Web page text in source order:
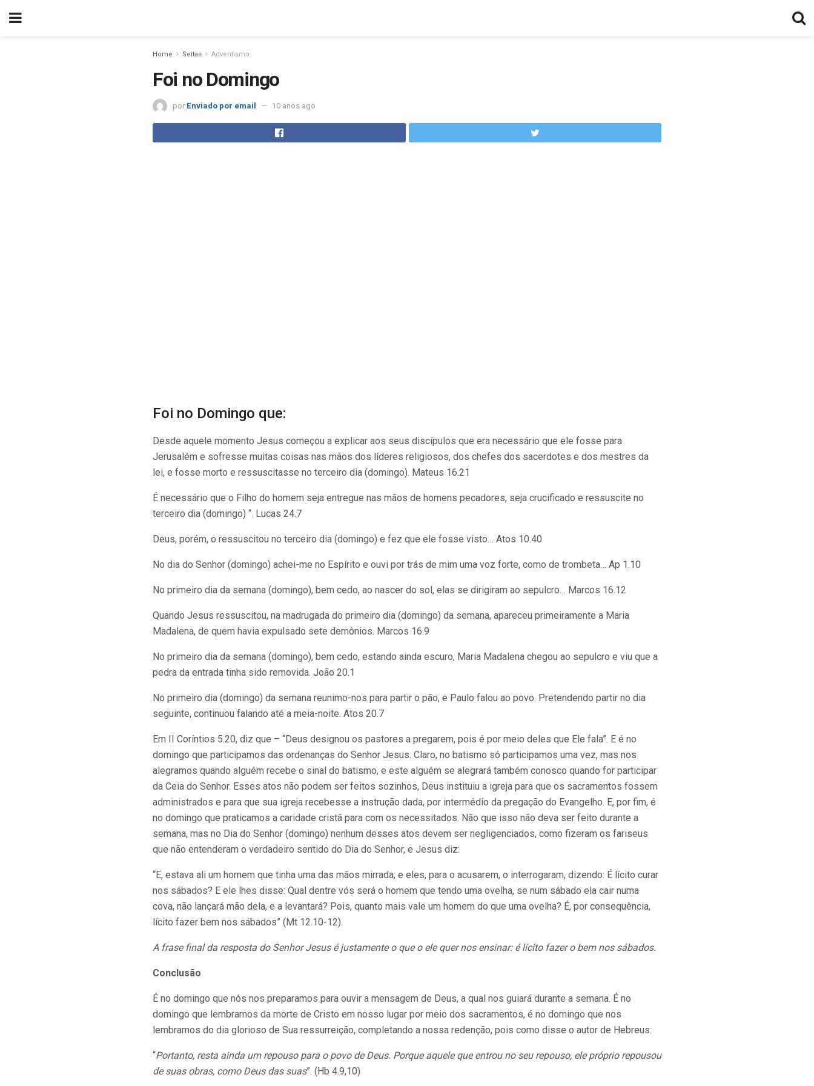
Home Seitas Adventismo
Foi no Domingo
por Enviado por email 10 anos ago
Foi no Domingo que:
Desde aquele momento Jesus começou a explicar aos seus discípulos que era necessário que ele fosse para
Jerusalém e sofresse muitas coisas nas mãos dos líderes religiosos, dos chefes dos sacerdotes e dos mestres da
lei, e fosse morto e ressuscitasse no terceiro dia (domingo). Mateus 16.21
É necessário que o Filho do homem seja entregue nas mãos de homens pecadores, seja crucificado e ressuscite no
terceiro dia (domingo) “. Lucas 24.7
Deus, porém, o ressuscitou no terceiro dia (domingo) e fez que ele fosse visto… Atos 10.40
No dia do Senhor (domingo) achei-me no Espírito e ouvi por trás de mim uma voz forte, como de trombeta… Ap 1.10
No primeiro dia da semana (domingo), bem cedo, ao nascer do sol, elas se dirigiram ao sepulcro… Marcos 16.12
Quando Jesus ressuscitou, na madrugada do primeiro dia (domingo) da semana, apareceu primeiramente a Maria
Madalena, de quem havia expulsado sete demônios. Marcos 16.9
No primeiro dia da semana (domingo), bem cedo, estando ainda escuro, Maria Madalena chegou ao sepulcro e viu que a
pedra da entrada tinha sido removida. João 20.1
No primeiro dia (domingo) da semana reunimo-nos para partir o pão, e Paulo falou ao povo. Pretendendo partir no dia
seguinte, continuou falando até a meia-noite. Atos 20.7
Em II Coríntios 5.20, diz que – “Deus designou os pastores a pregarem, pois é por meio deles que Ele fala”. E é no
domingo que participamos das ordenanças do Senhor Jesus. Claro, no batismo só participamos uma vez, mas nos
alegramos quando alguém recebe o sinal do batismo, e este alguém se alegrará também conosco quando for participar
da Ceia do Senhor. Esses atos não podem ser feitos sozinhos, Deus instituiu a igreja para que os sacramentos fossem
administrados e para que sua igreja recebesse a instrução dada, por intermédio da pregação do Evangelho. E, por fim, é
no domingo que praticamos a caridade cristã para com os necessitados. Não que isso não deva ser feito durante a
semana, mas no Dia do Senhor (domingo) nenhum desses atos devem ser negligenciados, como fizeram os fariseus
que não entenderam o verdadeiro sentido do Dia do Senhor, e Jesus diz:
“E, estava ali um homem que tinha uma das mãos mirrada; e eles, para o acusarem, o interrogaram, dizendo: É lícito curar
nos sábados? E ele lhes disse: Qual dentre vós será o homem que tendo uma ovelha, se num sábado ela cair numa
cova, não lançará mão dela, e a levantará? Pois, quanto mais vale um homem do que uma ovelha? É, por consequência,
lícito fazer bem nos sábados” (Mt 12.10-12).
A frase final da resposta do Senhor Jesus é justamente o que o ele quer nos ensinar: é lícito fazer o bem nos sábados.
Conclusão
É no domingo que nós nos preparamos para ouvir a mensagem de Deus, a qual nos guiará durante a semana. É no
domingo que lembramos da morte de Cristo em nosso lugar por meio dos sacramentos, é no domingo que nos
lembramos do dia glorioso de Sua ressurreição, completando a nossa redenção, pois como disse o autor de Hebreus:
“Portanto, resta ainda um repouso para o povo de Deus. Porque aquele que entrou no seu repouso, ele próprio repousou
de suas obras, como Deus das suas”. (Hb 4.9,10)